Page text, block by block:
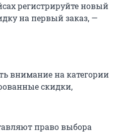
регистрируйте новый
на первый заказ, —
внимание на категории
скидки,
право выбора